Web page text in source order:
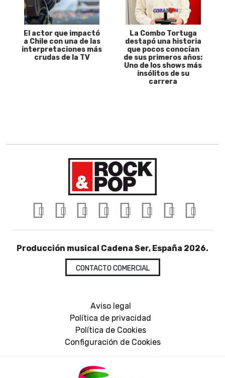
El actor que impactó
a Chile con una de las
interpretaciones más
crudas de la TV
La Combo Tortuga
destapó una historia
que pocos conocían
de sus primeros años:
Uno de los shows más
insólitos de su
carrera
Producción musical Cadena Ser, España 2026.
CONTACTO COMERCIAL
Aviso legal
Política de privacidad
Política de Cookies
Configuración de Cookies